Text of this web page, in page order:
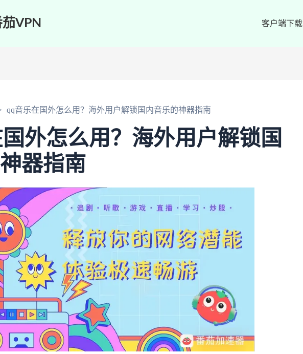
VPN 客户端下载
qq音乐在国外怎么用？海外用户解锁国内音乐的神器指南
外怎么用？海外用户解锁国
器指南